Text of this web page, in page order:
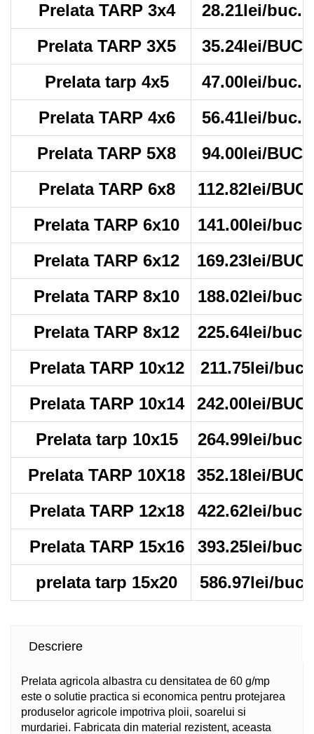
Prelata TARP 3x4
28.21lei/buc.
Prelata TARP 3X5
35.24lei/BUC
Prelata tarp 4x5
47.00lei/buc.
Prelata TARP 4x6
56.41lei/buc.
Prelata TARP 5X8
94.00lei/BUC
Prelata TARP 6x8
112.82lei/BUC
Prelata TARP 6x10
141.00lei/buc.
Prelata TARP 6x12
169.23lei/BUC
Prelata TARP 8x10
188.02lei/buc.
Prelata TARP 8x12
225.64lei/buc.
Prelata TARP 10x12
211.75lei/buc
Prelata TARP 10x14
242.00lei/BUC
Prelata tarp 10x15
264.99lei/buc.
Prelata TARP 10X18
352.18lei/BUC
Prelata TARP 12x18
422.62lei/buc.
Prelata TARP 15x16
393.25lei/buc.
prelata tarp 15x20
586.97lei/buc
Descriere
Prelata agricola albastra cu densitatea de 60 g/mp
este o solutie practica si economica pentru protejarea
produselor agricole impotriva ploii, soarelui si
murdariei. Fabricata din material rezistent, aceasta